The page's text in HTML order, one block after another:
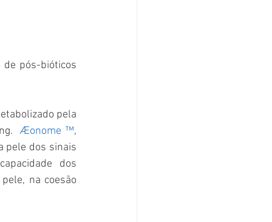
pós-bióticos
pela
Æonome ™,
pele dos sinais
dos
na coesão